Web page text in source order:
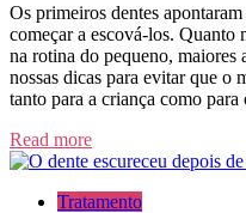
Os primeiros dentes
começar a escová-los. Quanto
na rotina do pequeno, maiores
nossas dicas para evitar que o
tanto para a criança como
Read more
Tratamento